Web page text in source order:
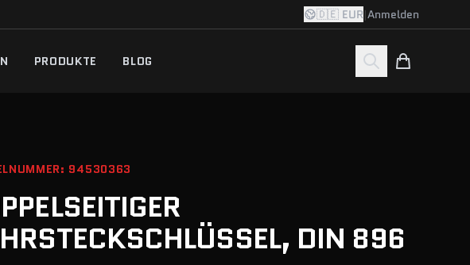
🇩🇪 EUR|Anmelden
PRODUKTE BLOG
94530363
DIN 896